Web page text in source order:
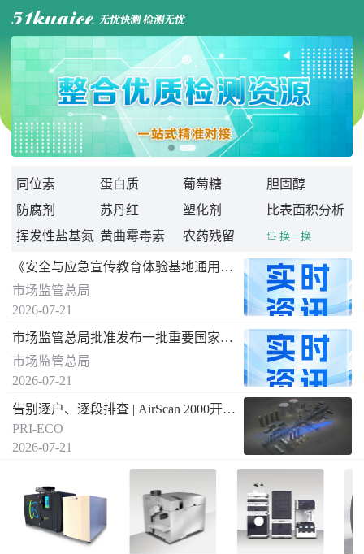

同位素 蛋白质 葡萄糖
胆固醇
防腐剂
苏丹红 塑化剂
比表面积分析
挥发性盐基氮 黄曲霉毒素 农药残留  换一换
《安全与应急宣传教育体验基地通用要求》 国家标准发布
市场监管总局
2026-07-21
市场监管总局批准发布一批重要国家标准
市场监管总局
2026-07-21
告别逐户、逐段排查 | AirScan 2000开启燃气泄漏远距离空间遥测新方式
PRI-ECO
2026-07-21